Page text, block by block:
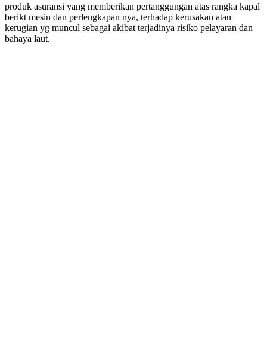
produk asuransi yang memberikan pertanggungan atas rangka kapal
berikt mesin dan perlengkapan nya, terhadap kerusakan atau
kerugian yg muncul sebagai akibat terjadinya risiko pelayaran dan
bahaya laut.